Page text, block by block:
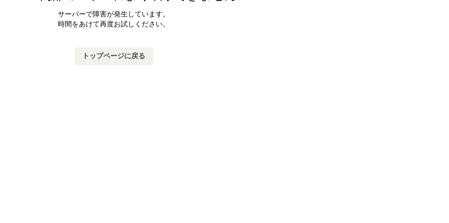
サーバーで障害が発生しています。
時間をあけて再度お試しください。
トップページに戻る